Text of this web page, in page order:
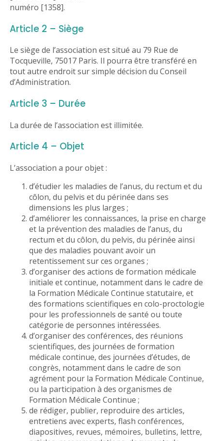
numéro [1358].
Article 2 – Siège
Le siège de l’association est situé au 79 Rue de
Tocqueville, 75017 Paris. Il pourra être transféré en
tout autre endroit sur simple décision du Conseil
d’Administration.
Article 3 – Durée
La durée de l’association est illimitée.
Article 4 – Objet
L’association a pour objet :
d’étudier les maladies de l’anus, du rectum et du
côlon, du pelvis et du périnée dans ses
dimensions les plus larges ;
d’améliorer les connaissances, la prise en charge
et la prévention des maladies de l’anus, du
rectum et du côlon, du pelvis, du périnée ainsi
que des maladies pouvant avoir un
retentissement sur ces organes ;
d’organiser des actions de formation médicale
initiale et continue, notamment dans le cadre de
la Formation Médicale Continue statutaire, et
des formations scientifiques en colo-proctologie
pour les professionnels de santé ou toute
catégorie de personnes intéressées.
d’organiser des conférences, des réunions
scientifiques, des journées de formation
médicale continue, des journées d’études, de
congrès, notamment dans le cadre de son
agrément pour la Formation Médicale Continue,
ou la participation à des organismes de
Formation Médicale Continue ;
de rédiger, publier, reproduire des articles,
entretiens avec experts, flash conférences,
diapositives, revues, mémoires, bulletins, lettre,